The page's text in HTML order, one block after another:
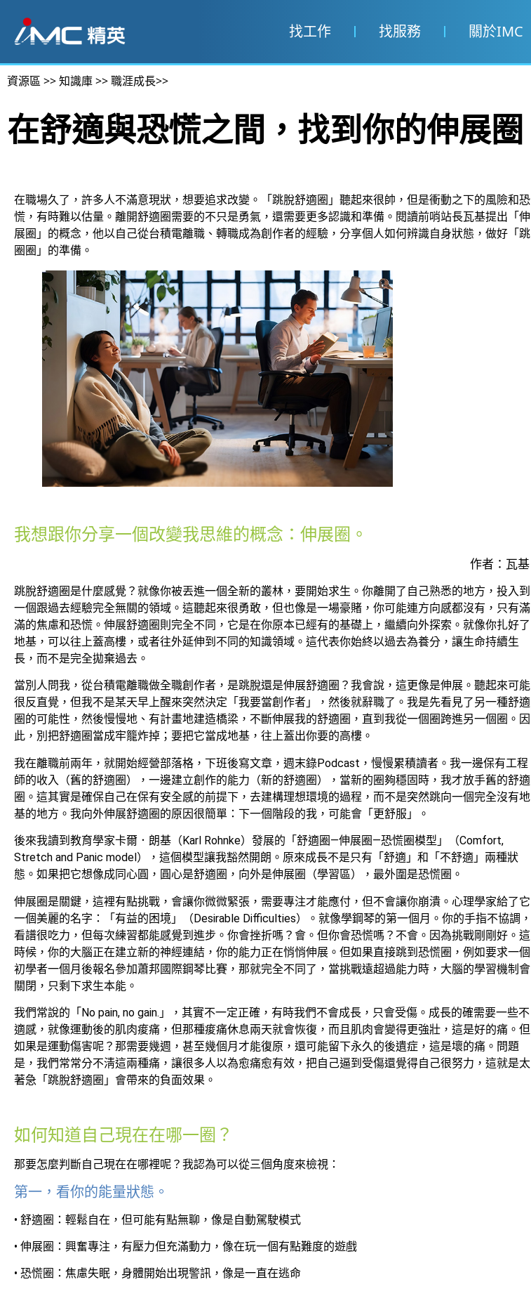
找工作 找服務 關於IMC
資源區 >>知識庫>>職涯成長>>
在舒適與恐慌之間，找到你的伸展圈
在職場久了，許多人不滿意現狀，想要追求改變。「跳脫舒適圈」聽起來很帥，但是衝動之下的風險和恐
慌，有時難以估量。離開舒適圈需要的不只是勇氣，還需要更多認識和準備。閱讀前哨站長瓦基提出「伸
展圈」的概念，他以自己從台積電離職、轉職成為創作者的經驗，分享個人如何辨識自身狀態，做好「跳
圈圈」的準備。
我想跟你分享一個改變我思維的概念：伸展圈。
作者：瓦基
跳脫舒適圈是什麼感覺？就像你被丟進一個全新的叢林，要開始求生。你離開了自己熟悉的地方，投入到
一個跟過去經驗完全無關的領域。這聽起來很勇敢，但也像是一場豪賭，你可能連方向感都沒有，只有滿
滿的焦慮和恐慌。伸展舒適圈則完全不同，它是在你原本已經有的基礎上，繼續向外探索。就像你扎好了
地基，可以往上蓋高樓，或者往外延伸到不同的知識領域。這代表你始終以過去為養分，讓生命持續生
長，而不是完全拋棄過去。
當別人問我，從台積電離職做全職創作者，是跳脫還是伸展舒適圈？我會說，這更像是伸展。聽起來可能
很反直覺，但我不是某天早上醒來突然決定「我要當創作者」，然後就辭職了。我是先看見了另一種舒適
圈的可能性，然後慢慢地、有計畫地建造橋梁，不斷伸展我的舒適圈，直到我從一個圈跨進另一個圈。因
此，別把舒適圈當成牢籠炸掉；要把它當成地基，往上蓋出你要的高樓。
我在離職前兩年，就開始經營部落格，下班後寫文章，週末錄Podcast，慢慢累積讀者。我一邊保有工程
師的收入（舊的舒適圈），一邊建立創作的能力（新的舒適圈），當新的圈夠穩固時，我才放手舊的舒適
圈。這其實是確保自己在保有安全感的前提下，去建構理想環境的過程，而不是突然跳向一個完全沒有地
基的地方。我向外伸展舒適圈的原因很簡單：下一個階段的我，可能會「更舒服」。
後來我讀到教育學家卡爾．朗基（Karl Rohnke）發展的「舒適圈—伸展圈—恐慌圈模型」（Comfort,
Stretch and Panic model），這個模型讓我豁然開朗。原來成長不是只有「舒適」和「不舒適」兩種狀
態。如果把它想像成同心圓，圓心是舒適圈，向外是伸展圈（學習區），最外圍是恐慌圈。
伸展圈是關鍵，這裡有點挑戰，會讓你微微緊張，需要專注才能應付，但不會讓你崩潰。心理學家給了它
一個美麗的名字：「有益的困境」（Desirable Difficulties）。就像學鋼琴的第一個月。你的手指不協調，
看譜很吃力，但每次練習都能感覺到進步。你會挫折嗎？會。但你會恐慌嗎？不會。因為挑戰剛剛好。這
時候，你的大腦正在建立新的神經連結，你的能力正在悄悄伸展。但如果直接跳到恐慌圈，例如要求一個
初學者一個月後報名參加蕭邦國際鋼琴比賽，那就完全不同了，當挑戰遠超過能力時，大腦的學習機制會
關閉，只剩下求生本能。
我們常說的「No pain, no gain.」，其實不一定正確，有時我們不會成長，只會受傷。成長的確需要一些不
適感，就像運動後的肌肉痠痛，但那種痠痛休息兩天就會恢復，而且肌肉會變得更強壯，這是好的痛。但
如果是運動傷害呢？那需要幾週，甚至幾個月才能復原，還可能留下永久的後遺症，這是壞的痛。問題
是，我們常常分不淸這兩種痛，讓很多人以為愈痛愈有效，把自己逼到受傷還覺得自己很努力，這就是太
著急「跳脫舒適圈」會帶來的負面效果。
如何知道自己現在在哪一圈？
那要怎麼判斷自己現在在哪裡呢？我認為可以從三個角度來檢視：
第一，看你的能量狀態。
• 舒適圈：輕鬆自在，但可能有點無聊，像是自動駕駛模式
• 伸展圈：興奮專注，有壓力但充滿動力，像在玩一個有點難度的遊戲
• 恐慌圈：焦慮失眠，身體開始出現警訊，像是一直在逃命